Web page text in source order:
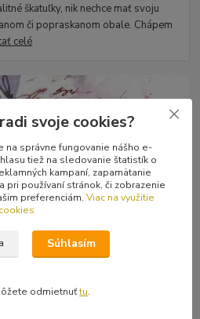
škatuľky, nik nechce mať svoju
či popraskanom obale. Chápem
celé
vlastnú knihu? Rady a tipy
technológiu), alebo si prvotinu
svoje cookies?
na správne fungovanie nášho e-
tiež na sledovanie štatistík o
kampaní, zapamätanie
pri používaní stránok, či zobrazenie
preferenciám. Viac na využitie
cookies
Súhlasím
odmietnuťtu.